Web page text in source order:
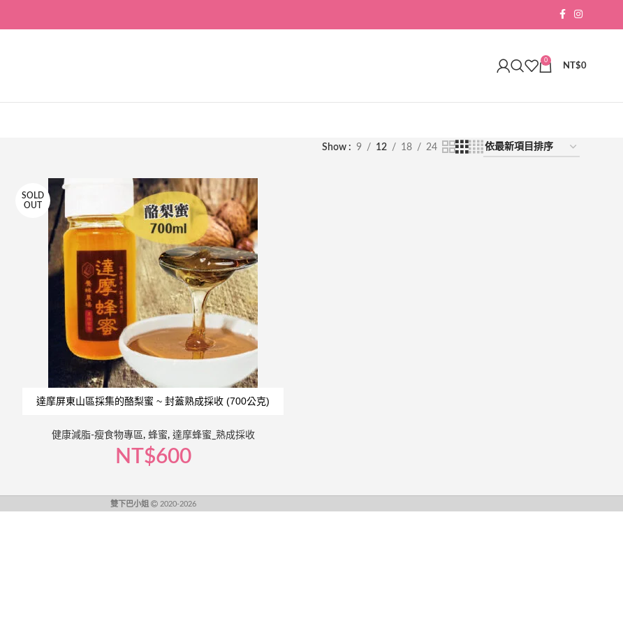
0
NT$0
Show 9 12 18 24
SOLD
OUT
達摩屏東山區採集的酪梨蜜 ~ 封蓋熟成採收 (700公克)
健康減脂-瘦食物專區, 蜂蜜, 達摩蜂蜜_熟成採收
NT$600
雙下巴小姐 2020-2026